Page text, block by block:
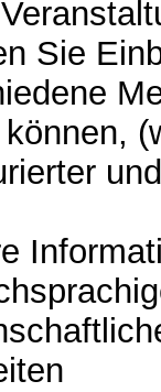
Sie
können,